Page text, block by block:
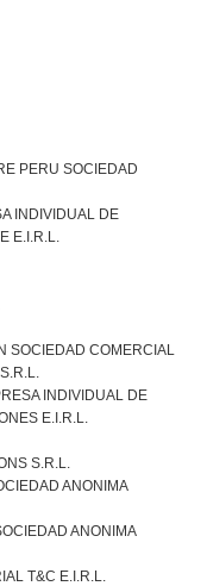
PERU SOCIEDAD
INDIVIDUAL DE
E.I.R.L.
SOCIEDAD COMERCIAL
INDIVIDUAL DE
E.I.R.L.
S.R.L.
ANONIMA
ANONIMA
T&C E.I.R.L.